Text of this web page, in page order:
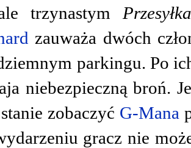
trzynastym Przesyłka
zauważa dwóch
parkingu. Po
niebezpieczną broń.
zobaczyć G-Mana
gracz nie